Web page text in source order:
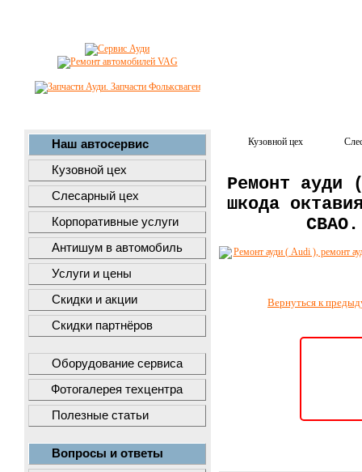
Наш автосервис
Кузовной цех
Слесарный цех
Корпоративные услуги
Антишум в автомобиль
Услуги и цены
Скидки и акции
Скидки партнёров
Оборудование сервиса
Фотогалерея техцентра
Полезные статьи
Вопросы и ответы
Кузовной цех
Ремонт ауди
шкода
Вернуться к